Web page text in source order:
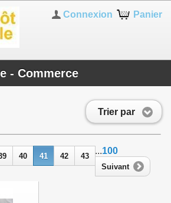
Panier
Connexion
- Commerce
Trier par
40 41 42 43
...100
Suivant